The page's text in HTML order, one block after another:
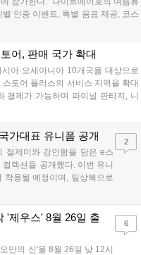
인증 이벤트, 특별 음료 제공, 코스
진행된다. 유명 코스어 7인이 캐릭
가능하다....
어, 판매 국가 확대
아·오세아니아 10개국을 대상으로
토어 플러스의 서비스 지역을 확대
결제가 가능하며 파이널 판타지, 니
매할 수 있습니다. 신상품이 순차적
가대표 유니폼 공개
절제미와 강인함을 담은 e스
렉션을 공개했다. 이번 유니
용될 예정이며, 일상복으로
골스튜디오 공식 홈페이지
을 착용할 계획이다....
2
'제우스' 8월 26일 출
만의 신'을 8월 26일 낮 12시
6